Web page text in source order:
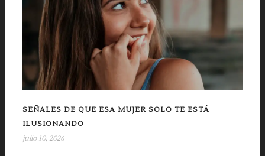
SEÑALES DE QUE ESA MUJER SOLO TE ESTÁ
ILUSIONANDO
julio 10, 2026